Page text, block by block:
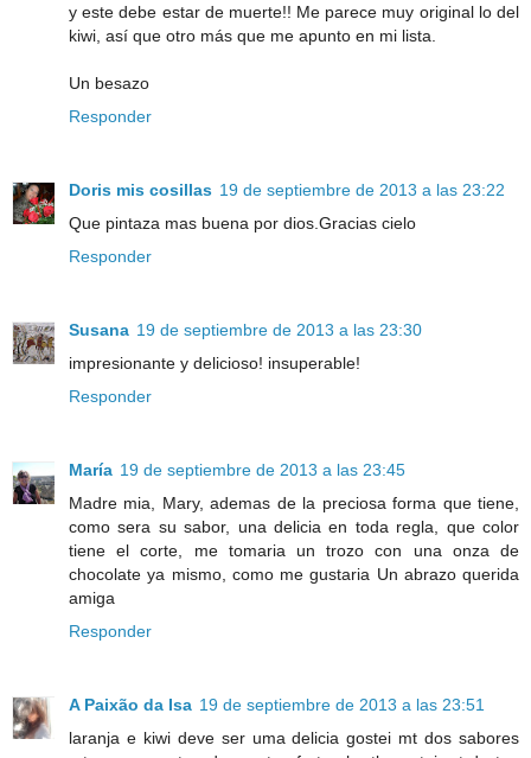
y este debe estar de muerte!! Me parece muy original lo del
kiwi, así que otro más que me apunto en mi lista.
Un besazo
Responder
Doris mis cosillas 19 de septiembre de 2013 a las 23:22
Que pintaza mas buena por dios.Gracias cielo
Responder
Susana 19 de septiembre de 2013 a las 23:30
impresionante y delicioso! insuperable!
Responder
María 19 de septiembre de 2013 a las 23:45
Madre mia, Mary, ademas de la preciosa forma que tiene,
como sera su sabor, una delicia en toda regla, que color
tiene el corte, me tomaria un trozo con una onza de
chocolate ya mismo, como me gustaria Un abrazo querida
amiga
Responder
A Paixão da Isa 19 de septiembre de 2013 a las 23:51
laranja e kiwi deve ser uma delicia gostei mt dos sabores